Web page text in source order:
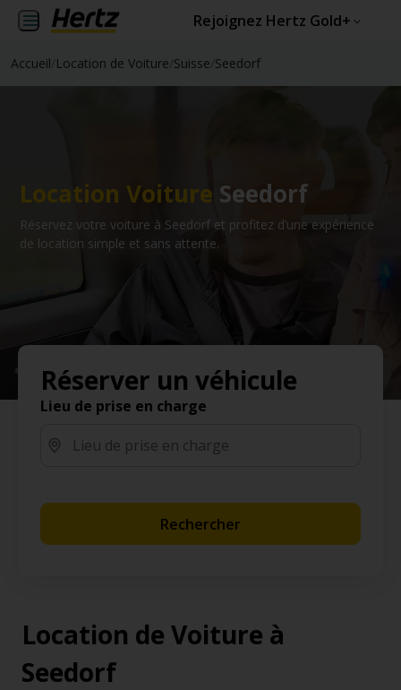
Rejoignez Hertz Gold+
Accueil Location de Voiture Suisse Seedorf
Location Voiture Seedorf
Réservez votre voiture à Seedorf et profitez d’une expérience
de location simple et sans attente.
Réserver un véhicule
Lieu de prise en charge
Rechercher
Location de Voiture à
Seedorf